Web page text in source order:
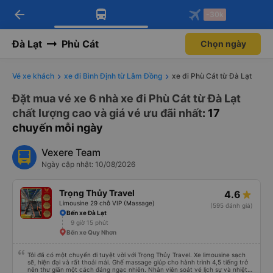
Tải app Vexere ngay!
Nhận ưu đãi thành viên độc
Mở app
Tải app Vexere
-30k/ghế khi đặt vé máy bay qua
Mở app
arrow_back -30k
Đà Lạt Phù Cát Chọn ngày
Vé xe khách xe đi Bình Định từ Lâm Đồng xe đi Phù Cát từ Đà Lạt
Đặt mua vé xe 6 nhà xe đi Phù Cát từ Đà Lạt
chất lượng cao và giá vé ưu đãi nhất: 17
chuyến mỗi ngày
Vexere Team
Ngày cập nhật: 10/08/2026
Trọng Thủy Travel
Limousine 29 chỗ VIP (Massage)
4.6
(595 đánh giá)
Bến xe Đà Lạt
9 giờ 15 phút
Bến xe Quy Nhơn
Tôi đã có một chuyến đi tuyệt vời với Trọng Thủy Travel. Xe limousine sạch
sẽ, hiện đại và rất thoải mái. Ghế massage giúp cho hành trình 4,5 tiếng trở
nên thư giãn một cách đáng ngạc nhiên. Nhân viên soát vé lịch sự và nhiệt